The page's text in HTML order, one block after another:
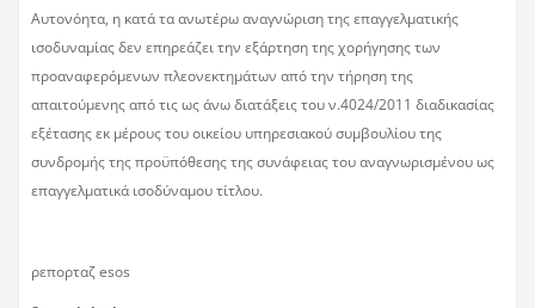
Αυτονόητα, η κατά τα ανωτέρω αναγνώριση της επαγγελματικής
ισοδυναμίας δεν επηρεάζει την εξάρτηση της χορήγησης των
προαναφερόμενων πλεονεκτημάτων από την τήρηση της
απαιτούμενης από τις ως άνω διατάξεις του ν.4024/2011 διαδικασίας
εξέτασης εκ μέρους του οικείου υπηρεσιακού συμβουλίου της
συνδρομής της προϋπόθεσης της συνάφειας του αναγνωρισμένου ως
επαγγελματικά ισοδύναμου τίτλου.
ρεπορταζ esos